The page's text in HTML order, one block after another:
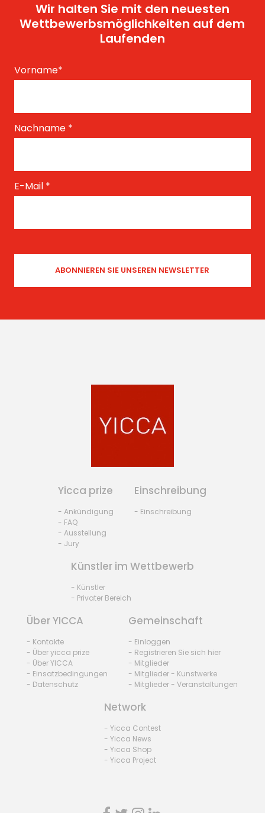
Wir halten Sie mit den neuesten
Wettbewerbsmöglichkeiten auf dem
Laufenden
Vorname*
Nachname *
E-Mail *
Yicca prize
- Ankündigung
- FAQ
- Ausstellung
- Jury
Einschreibung
- Einschreibung
Künstler im Wettbewerb
- Künstler
- Privater Bereich
Über YICCA
- Kontakte
- Über yicca prize
- Über YICCA
- Einsatzbedingungen
- Datenschutz
Gemeinschaft
- Einloggen
- Registrieren Sie sich hier
- Mitglieder
- Mitglieder - Kunstwerke
- Mitglieder - Veranstaltungen
Network
- Yicca Contest
- Yicca News
- Yicca Shop
- Yicca Project